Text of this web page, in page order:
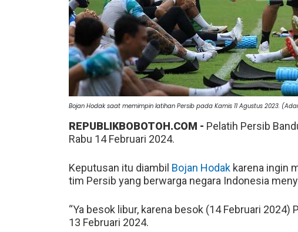
Bojan Hodak saat memimpin latihan Persib pada Kamis 11 Agustus 2023.
REPUBLIKBOBOTOH.COM - Pelatih Persib
Rabu 14 Februari 2024.
Keputusan itu diambil Bojan Hodak karena ingin
tim Persib yang berwarga negara Indonesia
“Ya besok libur, karena besok (14 Februari 2024)
13 Februari 2024.